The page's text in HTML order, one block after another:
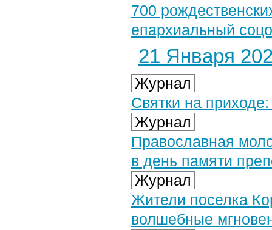
700
епархиальный
21 Января
Журнал
Святки на приходе:
Журнал
Православная
в день памяти
Журнал
Жители поселка
волшебные